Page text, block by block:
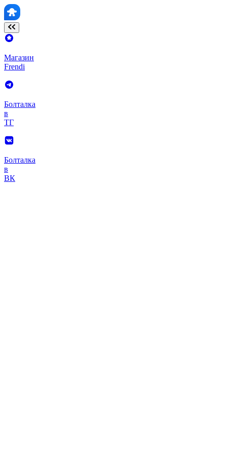
Магазин
Frendi
Болталка
в
ТГ
Болталка
в
ВК